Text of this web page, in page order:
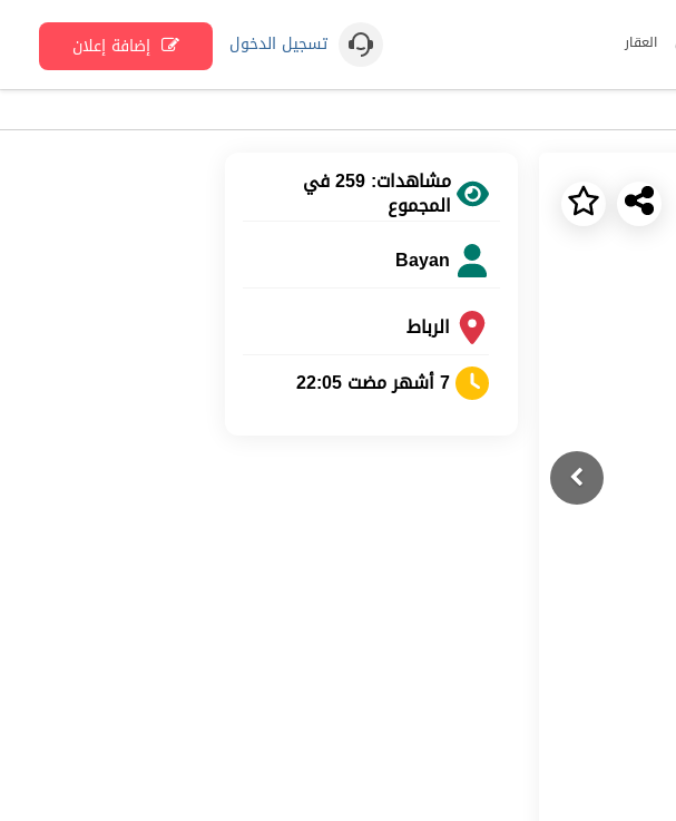
العقار تسجيل الدخول إضافة إعلان
Next
مشاهدات: 259 في
المجموع
Bayan
الرباط
7 أشهر مضت 22:05